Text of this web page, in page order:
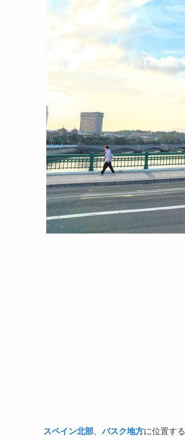
スペイン北部、バスク地方に位置する